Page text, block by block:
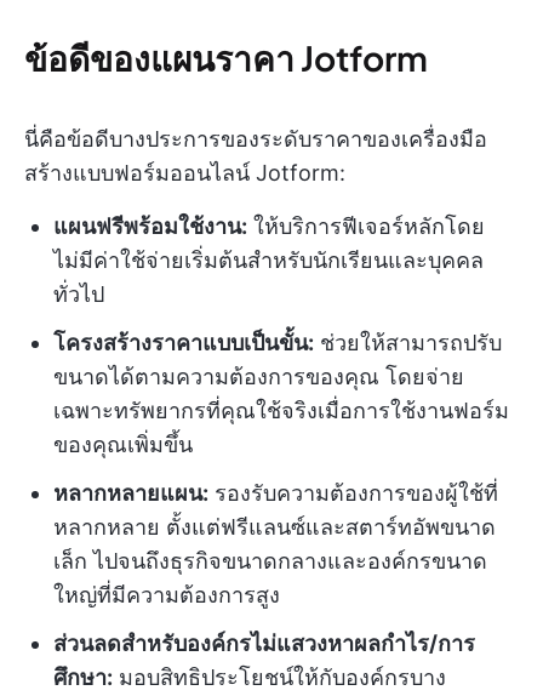
ข้อดีของแผนราคา Jotform
นี่คือข้อดีบางประการของระดับราคาของเครื่องมือ
สร้างแบบฟอร์มออนไลน์ Jotform:
แผนฟรีพร้อมใช้งาน: ให้บริการฟีเจอร์หลักโดย
ไม่มีค่าใช้จ่ายเริ่มต้นสำหรับนักเรียนและบุคคล
ทั่วไป
โครงสร้างราคาแบบเป็นขั้น: ช่วยให้สามารถปรับ
ขนาดได้ตามความต้องการของคุณ โดยจ่าย
เฉพาะทรัพยากรที่คุณใช้จริงเมื่อการใช้งานฟอร์ม
ของคุณเพิ่มขึ้น
หลากหลายแผน: รองรับความต้องการของผู้ใช้ที่
หลากหลาย ตั้งแต่ฟรีแลนซ์และสตาร์ทอัพขนาด
เล็ก ไปจนถึงธุรกิจขนาดกลางและองค์กรขนาด
ใหญ่ที่มีความต้องการสูง
ส่วนลดสำหรับองค์กรไม่แสวงหาผลกำไร/การ
ศึกษา: มอบสิทธิประโยชน์ให้กับองค์กรบาง